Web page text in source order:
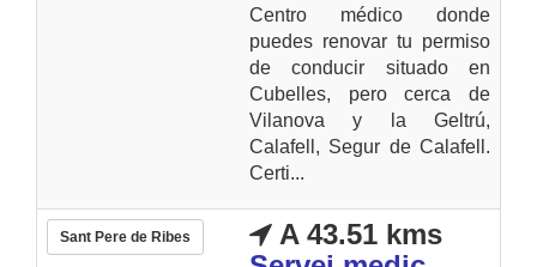
Centro médico donde
puedes renovar tu permiso
de conducir situado en
Cubelles, pero cerca de
Vilanova y la Geltrú,
Calafell, Segur de Calafell.
Certi...
Sant Pere de Ribes
A 43.51 kms